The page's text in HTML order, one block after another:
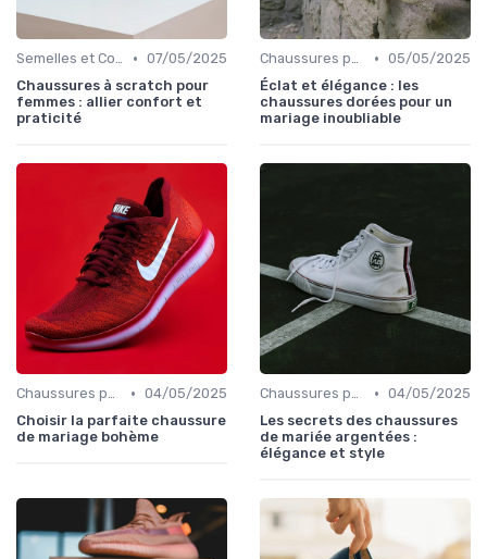
Semelles et Confort du Pied • 07/05/2025
Chaussures à scratch pour
femmes : allier confort et
praticité
Chaussures pour Occasions Spéciales • 05/05/2025
Éclat et élégance : les
chaussures dorées pour un
mariage inoubliable
Chaussures pour Occasions Spéciales • 04/05/2025
Choisir la parfaite chaussure
de mariage bohème
Chaussures pour Occasions Spéciales • 04/05/2025
Les secrets des chaussures
de mariée argentées :
élégance et style